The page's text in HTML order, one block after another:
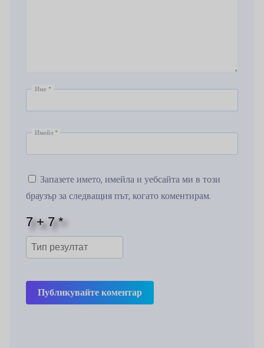
Име *
Имейл *
Запазете името, имейла и уебсайта ми в този
браузър за следващия път, когато коментирам.
Публикувайте коментар